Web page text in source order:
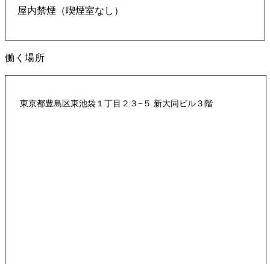
屋内禁煙（喫煙室なし）
働く場所
東京都豊島区東池袋１丁目２３−５ 新大同ビル３階